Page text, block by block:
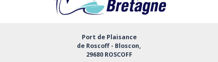
Port de Plaisance
de Roscoff - Bloscon,
29680 ROSCOFF